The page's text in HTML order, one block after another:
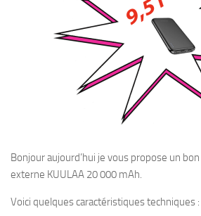
Bonjour aujourd’hui je vous propose un
externe KUULAA 20 000 mAh.
Voici quelques caractéristiques techniques :